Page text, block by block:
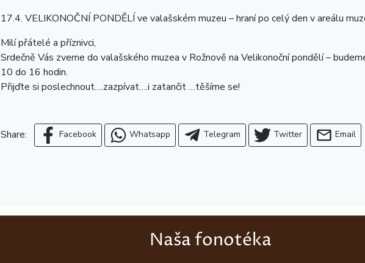
17.4. VELIKONOČNÍ PONDĚLÍ ve valašském muzeu – hraní po celý den v areálu
Milí přátelé a příznivci,
Srdečně Vás zveme do valašského muzea v Rožnově na Velikonoční pondělí –
10 do 16 hodin.
Přijďte si poslechnout….zazpívat….i zatančit …těšíme se!
Share: Facebook Whatsapp Telegram Twitter Email
Naša fonotéka